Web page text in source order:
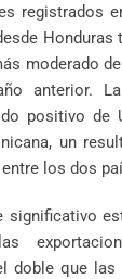
registrados
Honduras
moderado del
anterior.
positivo de
un
los dos
significativo
doble que las